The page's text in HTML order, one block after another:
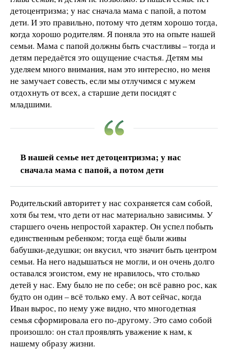
детоцентризма; у нас сначала мама с папой, а потом
дети. И это правильно, потому что детям хорошо тогда,
когда хорошо родителям. Я поняла это на опыте нашей
семьи. Мама с папой должны быть счастливы – тогда и
детям передаётся это ощущение счастья. Детям мы
уделяем много внимания, нам это интересно, но меня
не замучает совесть, если мы отлучимся с мужем
отдохнуть от всех, а старшие дети посидят с
младшими.
В нашей семье нет детоцентризма; у нас
сначала мама с папой, а потом дети
Родительский авторитет у нас сохраняется сам собой,
хотя бы тем, что дети от нас материально зависимы. У
старшего очень непростой характер. Он успел побыть
единственным ребенком; тогда ещё были живы
бабушки-дедушки; он вкусил, что значит быть центром
семьи. На него надышаться не могли, и он очень долго
оставался эгоистом, ему не нравилось, что столько
детей у нас. Ему было не по себе; он всё равно рос, как
будто он один – всё только ему. А вот сейчас, когда
Иван вырос, по нему уже видно, что многодетная
семья сформировала его по-другому. Это само собой
произошло: он стал проявлять уважение к нам, к
нашему образу жизни.